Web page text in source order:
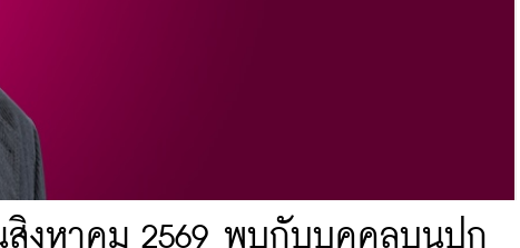
สิงหาคม 2569 พบกับบุคคลบนปก